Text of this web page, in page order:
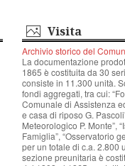
Visita
Archivio storico del
La documentazione
1865 è costituita da 30
consiste in 11.300 unità.
fondi aggregati, tra cui:
Comunale di Assistenza
e casa di riposo G.
Meteorologico P. Monte”,
Famiglia”, “Osservatorio
per un totale di c.a. 2.800
sezione preunitaria è